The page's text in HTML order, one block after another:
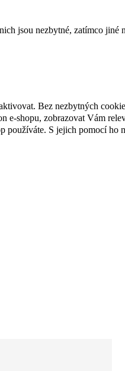
jsou nezbytné, zatímco
Bez nezbytných
e-shopu, zobrazovat Vám
používáte. S jejich pomocí ho